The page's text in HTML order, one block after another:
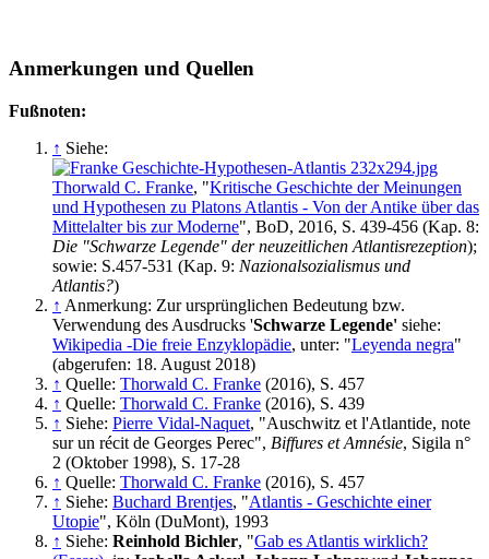
Anmerkungen und Quellen
Fußnoten:
↑ Siehe:
Thorwald C. Franke, "Kritische Geschichte der Meinungen
und Hypothesen zu Platons Atlantis - Von der Antike über das
Mittelalter bis zur Moderne", BoD, 2016, S. 439-456 (Kap. 8:
Die "Schwarze Legende" der neuzeitlichen Atlantisrezeption);
sowie: S.457-531 (Kap. 9: Nazionalsozialismus und
Atlantis?)
↑ Anmerkung: Zur ursprünglichen Bedeutung bzw.
Verwendung des Ausdrucks 'Schwarze Legende' siehe:
Wikipedia -Die freie Enzyklopädie, unter: "Leyenda negra"
(abgerufen: 18. August 2018)
↑ Quelle: Thorwald C. Franke (2016), S. 457
↑ Quelle: Thorwald C. Franke (2016), S. 439
↑ Siehe: Pierre Vidal-Naquet, "Auschwitz et l'Atlantide, note
sur un récit de Georges Perec", Biffures et Amnésie, Sigila n°
2 (Oktober 1998), S. 17-28
↑ Quelle: Thorwald C. Franke (2016), S. 457
↑ Siehe: Buchard Brentjes, "Atlantis - Geschichte einer
Utopie", Köln (DuMont), 1993
↑ Siehe: Reinhold Bichler, "Gab es Atlantis wirklich?